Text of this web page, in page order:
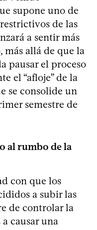
supone uno de
de las
a sentir más
más allá de que la
pausar el proceso
el “afloje” de la
se consolide un
semestre de
al rumbo de la
con que los
a subir las
de controlar la
causar una